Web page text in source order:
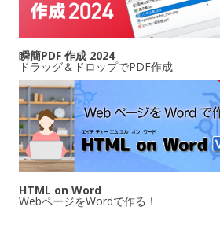
瞬簡PDF 作成 2024
ドラッグ＆ドロップでPDF作成
HTML on Word
WebページをWordで作る！